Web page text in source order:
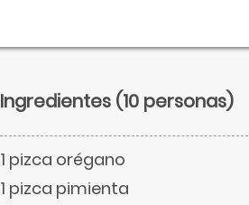
Ingredientes (10 personas)
1 pizca orégano
1 pizca pimienta